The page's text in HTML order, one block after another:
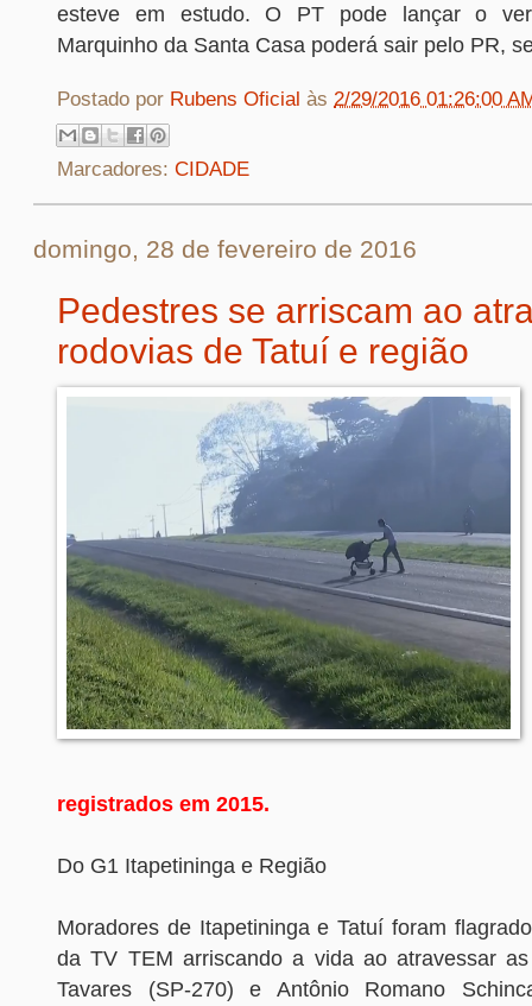
esteve em estudo. O PT pode lançar o
Marquinho da Santa Casa poderá sair pelo PR,
Postado por Rubens Oficial às 2/29/2016 01:26:00
Marcadores: CIDADE
domingo, 28 de fevereiro de 2016
Pedestres se arriscam ao
rodovias de Tatuí e região
registrados em 2015.
Do G1 Itapetininga e Região
Moradores de Itapetininga e Tatuí foram
da TV TEM arriscando a vida ao atravessar
Tavares (SP-270) e Antônio Romano